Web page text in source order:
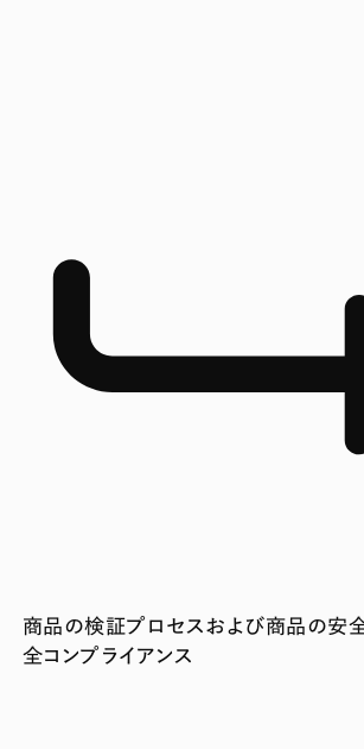
商品の検証プロセスおよび商品の安
全コンプライアンス